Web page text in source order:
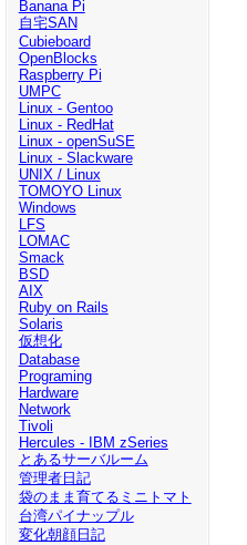
Banana Pi
自宅SAN
Cubieboard
OpenBlocks
Raspberry Pi
UMPC
Linux - Gentoo
Linux - RedHat
Linux - openSuSE
Linux - Slackware
UNIX / Linux
TOMOYO Linux
Windows
LFS
LOMAC
Smack
BSD
AIX
Ruby on Rails
Solaris
仮想化
Database
Programing
Hardware
Network
Tivoli
Hercules - IBM zSeries
とあるサーバルーム
管理者日記
袋のまま育てるミニトマト
台湾パイナップル
変化朝顔日記